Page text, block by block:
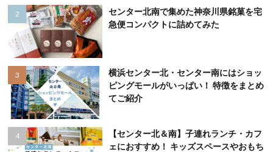
センター北南で集めた神奈川県銘菓を宅
急便コンパクトに詰めてみた
横浜センター北・センター南にはショッ
ピングモールがいっぱい！ 特徴をまとめ
てご紹介
【センター北＆南】子連れランチ・カフ
ェにおすすめ！ キッズスペースやおもち